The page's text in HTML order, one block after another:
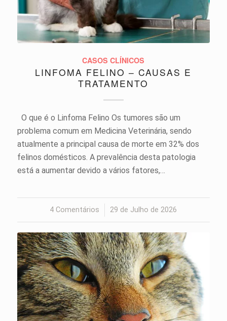
CASOS CLÍNICOS
LINFOMA FELINO – CAUSAS E
TRATAMENTO
O que é o Linfoma Felino Os tumores são um
problema comum em Medicina Veterinária, sendo
atualmente a principal causa de morte em 32% dos
felinos domésticos. A prevalência desta patologia
está a aumentar devido a vários fatores,…
4 Comentários
/ 29 de Julho de 2026